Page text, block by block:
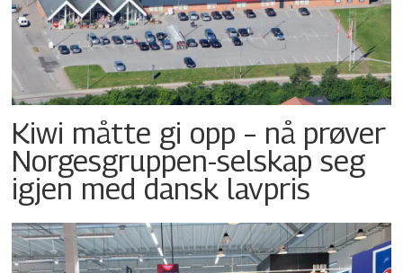
Kiwi måtte gi opp – nå prøver
Norgesgruppen-selskap seg
igjen med dansk lavpris